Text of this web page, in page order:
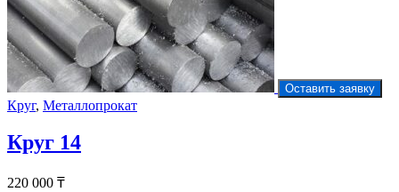
Оставить заявку
Круг, Металлопрокат
Круг 14
220 000 ₸